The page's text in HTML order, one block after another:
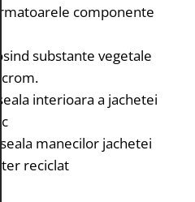
componente
substante vegetale
interioara a jachetei
manecilor jachetei
reciclat